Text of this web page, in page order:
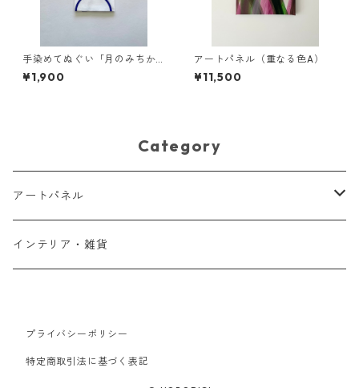
手染めてぬぐい「月のみちか
け（ブルー）」
¥1,900
アートパネル（重なる色A）
¥11,500
Category
アートパネル
小さなパネル
インテリア・雑貨
プライバシーポリシー
特定商取引法に基づく表記